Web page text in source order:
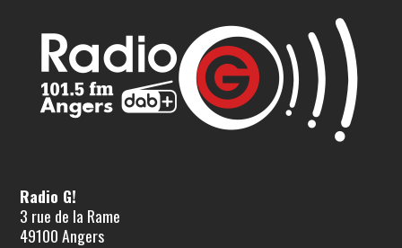
Radio G!
3 rue de la Rame
49100 Angers